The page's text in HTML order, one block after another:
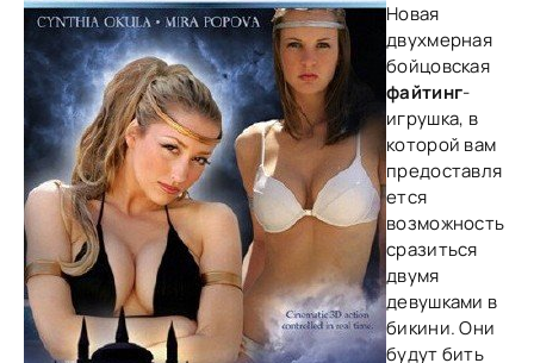
Новая
двухмерная
бойцовская
файтинг-
игрушка, в
которой вам
предоставля
ется
возможность
сразиться
двумя
девушками в
бикини. Они
будут бить